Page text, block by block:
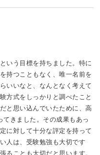
いう目標を持ちました。特に
持つこともなく、唯一名前を
いいなと、なんとなく考えて
方式をしっかりと調べたこと
と思い込んでいたために、高
きました。その成果もあっ
に対して十分な評定を持って
人は、受験勉強も大切です
ることも大切だと思います。